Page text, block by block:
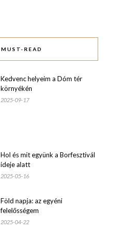
MUST-READ
Kedvenc helyeim a Dóm tér
környékén
2025-09-17
Hol és mit együnk a Borfesztivál
ideje alatt
2025-05-16
Föld napja: az egyéni
felelősségem
2025-04-22